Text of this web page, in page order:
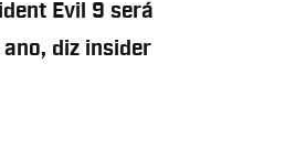
Evil 9 será
diz insider